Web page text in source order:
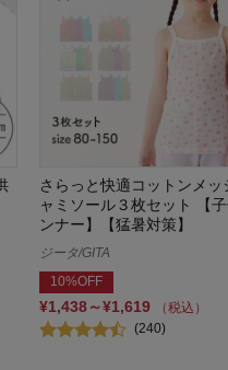
さらっと快適コットンメッ
ャミソール３枚セット 【
ンナー】【猛暑対策】
ジータ/GITA
10%OFF
¥1,438～¥1,619
（税込）
(240)